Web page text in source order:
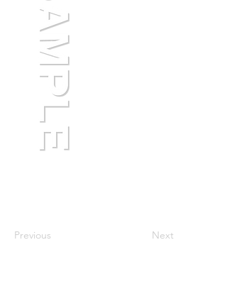
Previous Next